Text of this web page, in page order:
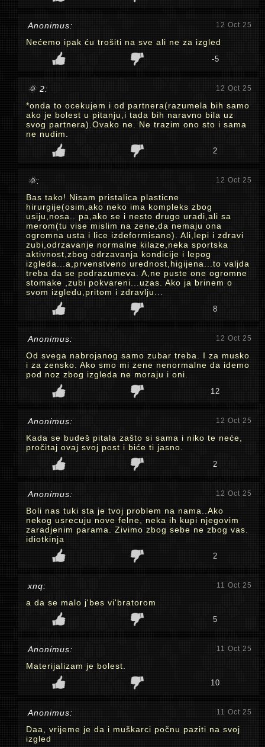
Anonimus: 12 Oct 25
Nećemo ipak ću trošiti na sve ali ne za izgled
-5
🌞 2: 12 Oct 25
*onda to ocekujem i od partnera(razumela bih samo
ako je bolest u pitanju,i tada bih naravno bila uz
svog partnera).Ovako ne. Ne trazim ono sto i sama
ne nudim.
2
🌞: 12 Oct 25
Bas tako! Nisam pristalica plasticne
hirurgije(osim,ako neko ima kompleks zbog
usiju,nosa.. pa,ako se i nesto drugo uradi,ali sa
merom(tu vise mislim na zene,da nemaju ona
ogromna usta i lice izdeformisano). Ali,lepi i zdravi
zubi,odrzavanje normalne kilaze,neka sportska
aktivnost,zbog odrzavanja kondicije i lepog
izgleda...a,prvenstveno urednost,higijena...to valjda
treba da se podrazumeva. A,ne puste one ogromne
stomake ,zubi pokvareni...uzas. Ako ja brinem o
svom izgledu,pritom i zdravlju...
8
Anonimus: 12 Oct 25
Od svega nabrojanog samo zubar treba. I za musko
i za zensko. Ako smo mi zene nenormalne da idemo
pod noz zbog izgleda ne moraju i oni.
12
Anonimus: 12 Oct 25
Kada se budeš pitala zašto si sama i niko te neće,
pročitaj ovaj svoj post i biće ti jasno.
2
Anonimus: 12 Oct 25
Boli nas tuki sta je tvoj problem na nama..Ako
nekog usrecuju nove felne, neka ih kupi njegovim
zaradjenim parama. Zivimo zbog sebe ne zbog vas.
idiotkinja
2
xnq: 11 Oct 25
a da se malo j'bes vi'bratorom
5
Anonimus: 11 Oct 25
Materijalizam je bolest.
10
Anonimus: 11 Oct 25
Daa, vrijeme je da i muškarci počnu paziti na svoj
izgled